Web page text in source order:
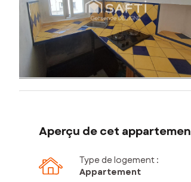
Aperçu de cet
Type de logement :
Appartement